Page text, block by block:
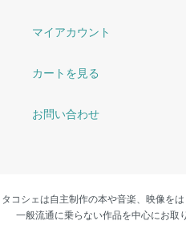
マイアカウント
カートを見る
お問い合わせ
タコシェは自主制作の本や音楽、映像を
一般流通に乗らない作品を中心にお取